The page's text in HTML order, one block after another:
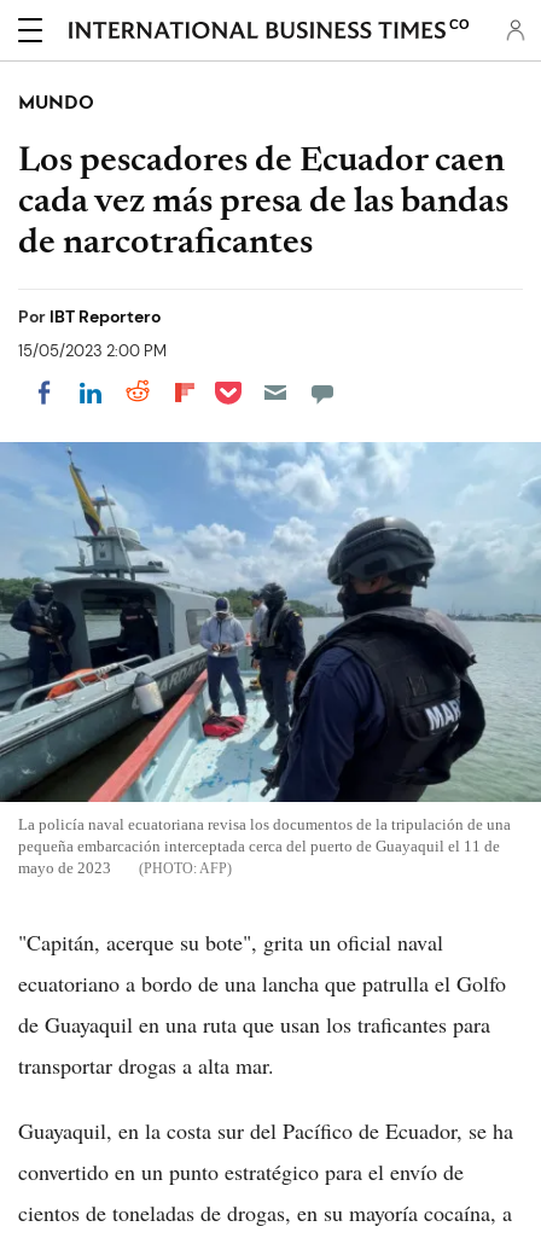
CO
MUNDO
Los pescadores de Ecuador caen
cada vez más presa de las bandas
de narcotraficantes
Por IBT Reportero
15/05/2023 2:00 PM
Share on Facebook
Share on LinkedIn
Share on Reddit
Share on Flipboard
Share on Pocket
La policía naval ecuatoriana revisa los documentos de la tripulación de una
pequeña embarcación interceptada cerca del puerto de Guayaquil el 11 de
mayo de 2023
AFP
"Capitán, acerque su bote", grita un oficial naval
ecuatoriano a bordo de una lancha que patrulla el Golfo
de Guayaquil en una ruta que usan los traficantes para
transportar drogas a alta mar.
Guayaquil, en la costa sur del Pacífico de Ecuador, se ha
convertido en un punto estratégico para el envío de
cientos de toneladas de drogas, en su mayoría cocaína, a